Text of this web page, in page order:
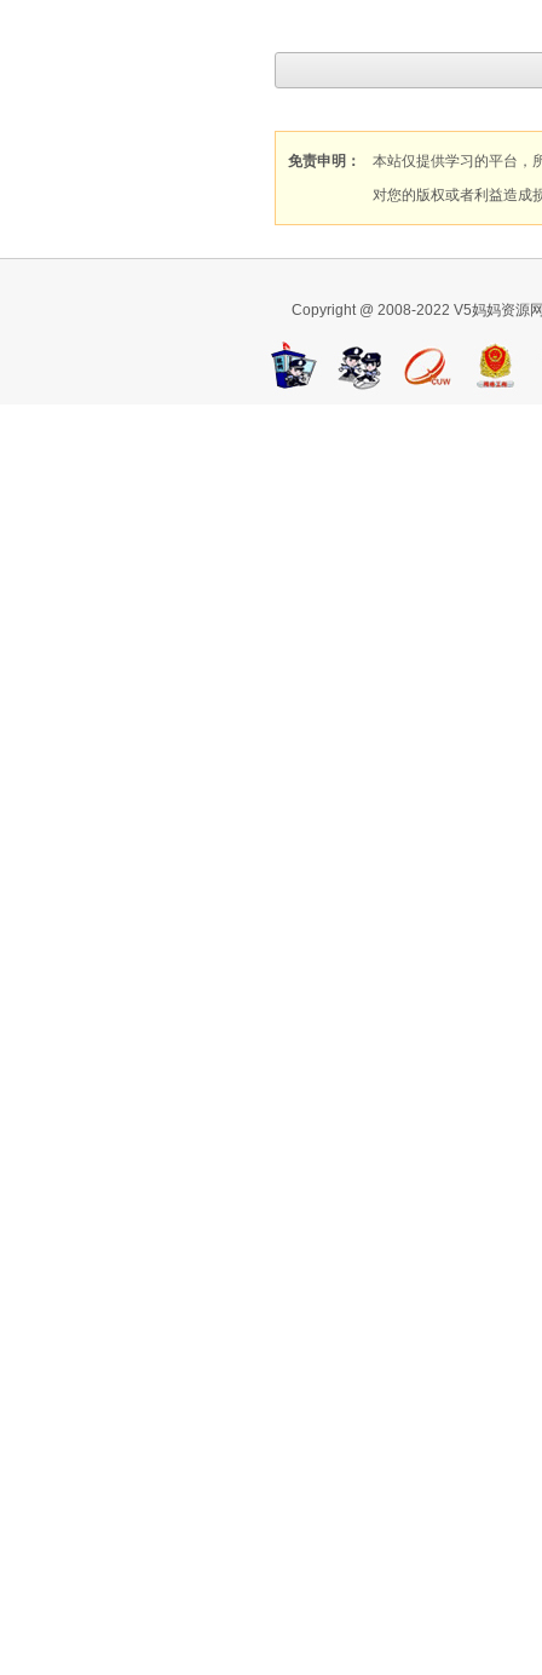
免责申明：
本站仅提供学习的平台，
对您的版权或者利益造成
Copyright @ 2008-2022 V5妈妈资源